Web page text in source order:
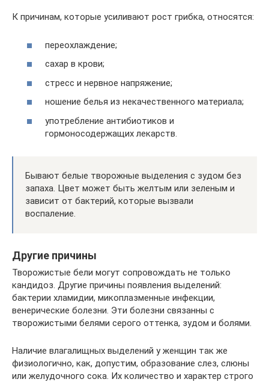
К причинам, которые усиливают рост грибка, относятся:
переохлаждение;
сахар в крови;
стресс и нервное напряжение;
ношение белья из некачественного материала;
употребление антибиотиков и
гормоносодержащих лекарств.
Бывают белые творожные выделения с зудом без
запаха. Цвет может быть желтым или зеленым и
зависит от бактерий, которые вызвали
воспаление.
Другие причины
Творожистые бели могут сопровождать не только
кандидоз. Другие причины появления выделений:
бактерии хламидии, микоплазменные инфекции,
венерические болезни. Эти болезни связанны с
творожистыми белями серого оттенка, зудом и болями.
Наличие влагалищных выделений у женщин так же
физиологично, как, допустим, образование слез, слюны
или желудочного сока. Их количество и характер строго